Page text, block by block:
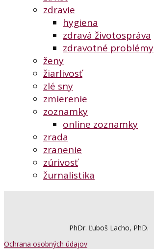
zdravie
hygiena
zdravá životospráva
zdravotné problémy
ženy
žiarlivosť
zlé sny
zmierenie
zoznamky
online zoznamky
zrada
zranenie
zúrivosť
žurnalistika
PhDr. Ľuboš Lacho, PhD.
Ochrana osobných údajov